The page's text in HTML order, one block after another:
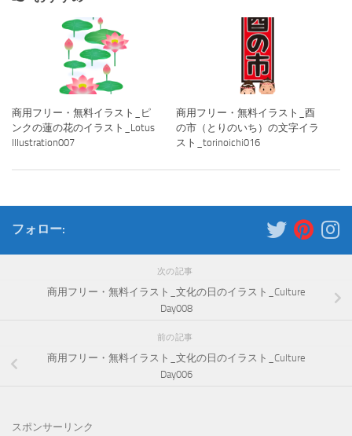
商用フリー・無料イラスト_ピ
ンクの蓮の花のイラスト_Lotus
Illustration007
商用フリー・無料イラスト_酉
の市（とりのいち）の文字イラ
スト_torinoichi016
フォロー:
次の記事
商用フリー・無料イラスト_文化の日のイラスト_Culture
Day008
前の記事
商用フリー・無料イラスト_文化の日のイラスト_Culture
Day006
スポンサーリンク